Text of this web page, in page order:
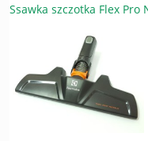
Ssawka szczotka Flex Pro